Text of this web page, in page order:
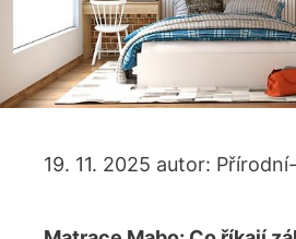
19. 11. 2025 autor: